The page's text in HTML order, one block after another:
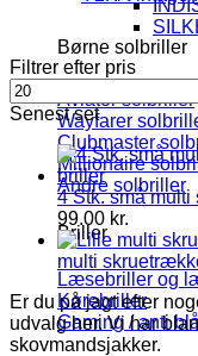
Børne solbriller
Aviator solbriller
Wayfarer
Clubmaster
Millionaire
Andre solbriller
Briller
Læsebriller og
Kørebriller
Gaming / anti
Filtrer efter pris
Mindste
pris
Senest set
4 Stk. små
99.00 kr.
multi
Er du på jagt efter
udvalg her. Vi har
skovmandsjakker.